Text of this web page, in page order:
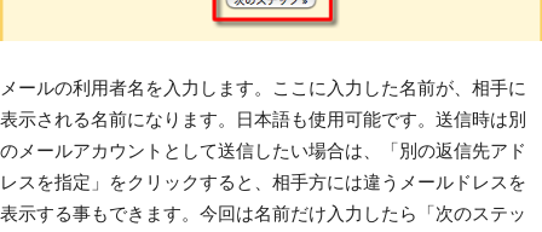
メールの利用者名を入力します。ここに入力した名前が、相手に
表示される名前になります。日本語も使用可能です。送信時は別
のメールアカウントとして送信したい場合は、「別の返信先アド
レスを指定」をクリックすると、相手方には違うメールドレスを
表示する事もできます。今回は名前だけ入力したら「次のステッ